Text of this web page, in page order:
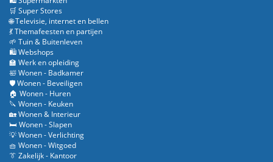
🛒 Super Stores
🌐 Televisie, internet en bellen
💃 Themafeesten en partijen
🌱 Tuin & Buitenleven
🛍️ Webshops
🏫 Werk en opleiding
🛀 Wonen - Badkamer
🛡️ Wonen - Beveiligen
🏠 Wonen - Huren
🔪 Wonen - Keuken
🏡 Wonen & Interieur
🛏️ Wonen - Slapen
💡 Wonen - Verlichting
🧺 Wonen - Witgoed
👔 Zakelijk - Kantoor